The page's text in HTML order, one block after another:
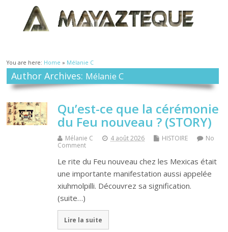
You are here: Home » Mélanie C
Author Archives: Mélanie C
Qu’est-ce que la cérémonie
du Feu nouveau ? (STORY)
Mélanie C 4 août 2026 HISTOIRE
No
Comment
Le rite du Feu nouveau chez les Mexicas était
une importante manifestation aussi appelée
xiuhmolpilli. Découvrez sa signification.
(suite…)
Lire la suite